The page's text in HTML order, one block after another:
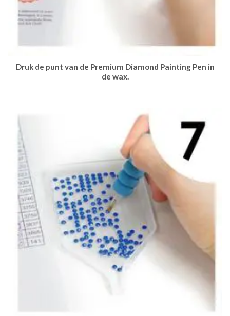
Druk de punt van de Premium Diamond Painting Pen in
de wax.